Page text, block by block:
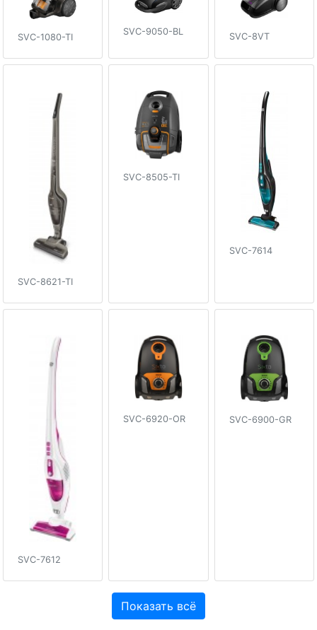
SVC-1080-TI
SVC-9050-BL SVC-8VT
SVC-8621-TI
SVC-8505-TI
SVC-7614
SVC-7612
SVC-6920-OR SVC-6900-GR
Показать всё